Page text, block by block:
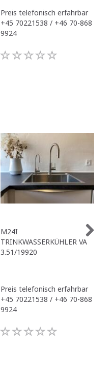
Preis telefonisch erfahrbar
+45 70221538 / +46 70-868
9924
M24I
TRINKWASSERKÜHLER VA
3.51/19920
Preis telefonisch erfahrbar
+45 70221538 / +46 70-868
9924